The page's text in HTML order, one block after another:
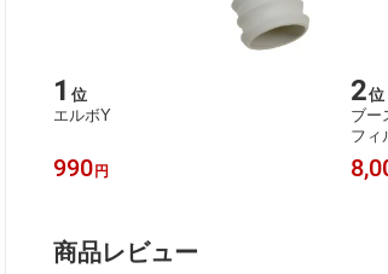
1 位
エルボY
990 円
2位
ブー
フィ
商品レビュー